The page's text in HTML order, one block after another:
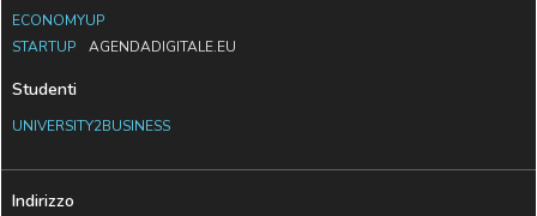
ECONOMYUP
STARTUP
AGENDADIGITALE.EU
Studenti
UNIVERSITY2BUSINESS
Indirizzo